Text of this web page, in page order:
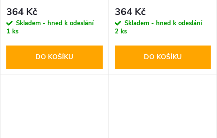
364 Kč
Skladem - hned k odeslání
1 ks
DO KOŠÍKU
364 Kč
Skladem - hned k odeslání
2 ks
DO KOŠÍKU